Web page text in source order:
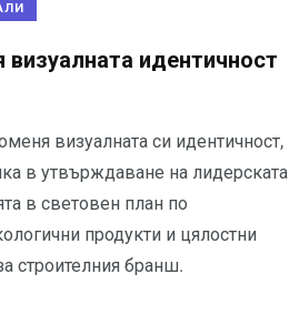
идентичност
визуалната си идентичност,
в утвърждаване на лидерската
в световен план по
продукти и цялостни
строителния бранш.